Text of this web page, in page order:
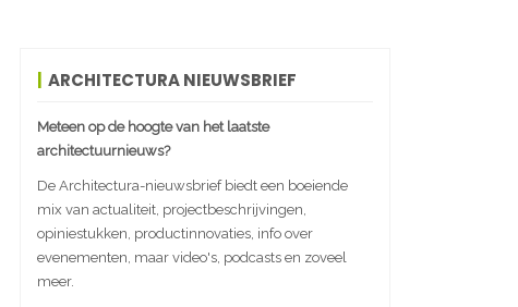
ARCHITECTURA NIEUWSBRIEF
Meteen op de hoogte van het laatste
architectuurnieuws?
De Architectura-nieuwsbrief biedt een boeiende
mix van actualiteit, projectbeschrijvingen,
opiniestukken, productinnovaties, info over
evenementen, maar video's, podcasts en zoveel
meer.